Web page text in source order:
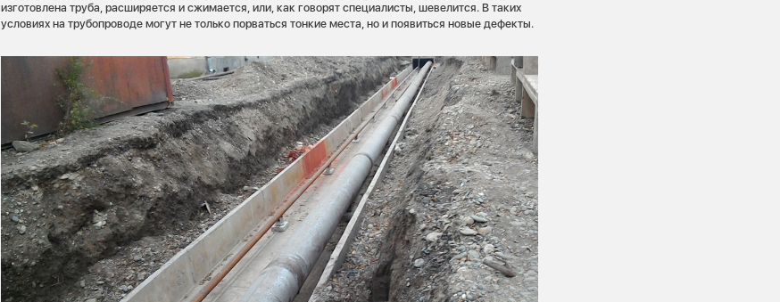
изготовлена труба, расширяется и сжимается, или, как говорят специалисты, шевелится. В таких
условиях на трубопроводе могут не только порваться тонкие места, но и появиться новые дефекты.